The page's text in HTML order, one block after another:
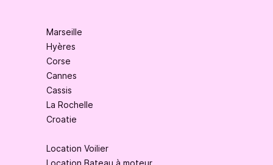
Marseille
Hyères
Corse
Cannes
Cassis
La Rochelle
Croatie
Location Voilier
Location Bateau à moteur